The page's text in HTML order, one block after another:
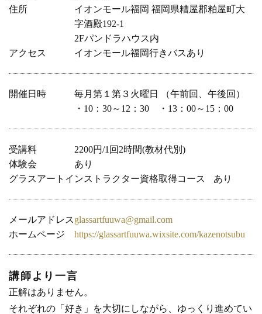
住所
イオンモール福岡 福岡県糟屋郡粕屋町大
字酒殿192-1
2Fパンドラハウス内
アクセス
イオンモール福岡行きバスあり
開催日時
毎月第１第３火曜日 （午前回、午後回）
・10：30～12：30　・13：00～15：00
受講料
2200円/1回2時間(教材代別)
体験会
あり
グラスアートインストラクター資格取得コース
あり
メールアドレスglassartfuuwa@gmail.com
ホームページ
https://glassartfuuwa.wixsite.com/kazenotsubu
講師より一言
正解はありません。
それぞれの「好き」を大切にしながら、ゆっくり進めてい